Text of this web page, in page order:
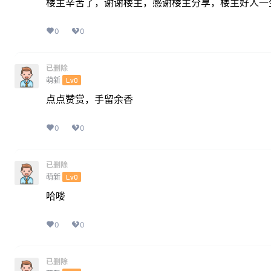
楼主辛苦了，谢谢楼主，感谢楼主分享，楼主好人
0 0
已删除
萌新 Lv0
点点赞赏，手留余香
0 0
已删除
萌新 Lv0
哈喽
0 0
已删除